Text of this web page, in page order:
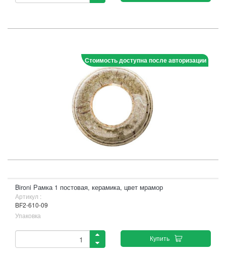
Стоимость доступна после авторизации
Bironi Рамка 1 постовая, керамика, цвет мрамор
Артикул :
BF2-610-09
Упаковка
Купить